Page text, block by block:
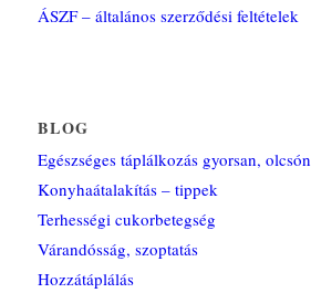
ÁSZF – általános szerződési feltételek
BLOG
Egészséges táplálkozás gyorsan, olcsón
Konyhaátalakítás – tippek
Terhességi cukorbetegség
Várandósság, szoptatás
Hozzátáplálás